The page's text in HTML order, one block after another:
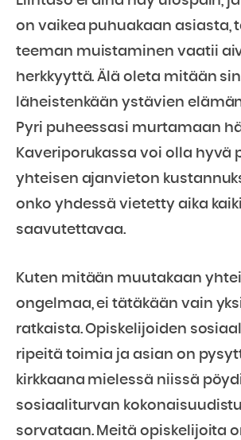
on vaikea puhuakaan asiasta,
teeman muistaminen vaatii
herkkyyttä. Älä oleta mitään
läheistenkään ystävien
Pyri puheessasi murtamaan
Kaveriporukassa voi olla hyvä
yhteisen ajanvieton
onko yhdessä vietetty aika
saavutettavaa.
Kuten mitään muutakaan
ongelmaa, ei tätäkään vain
ratkaista. Opiskelijoiden
ripeitä toimia ja asian on
kirkkaana mielessä niissä
sosiaaliturvan
sorvataan. Meitä opiskelijoita